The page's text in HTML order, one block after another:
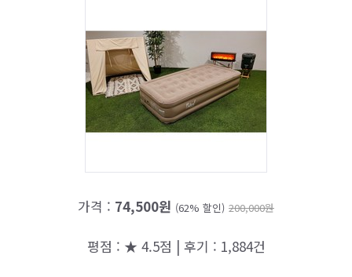
가격 : 74,500원 (62% 할인) 200,000원
평점 : ★ 4.5점 | 후기 : 1,884건